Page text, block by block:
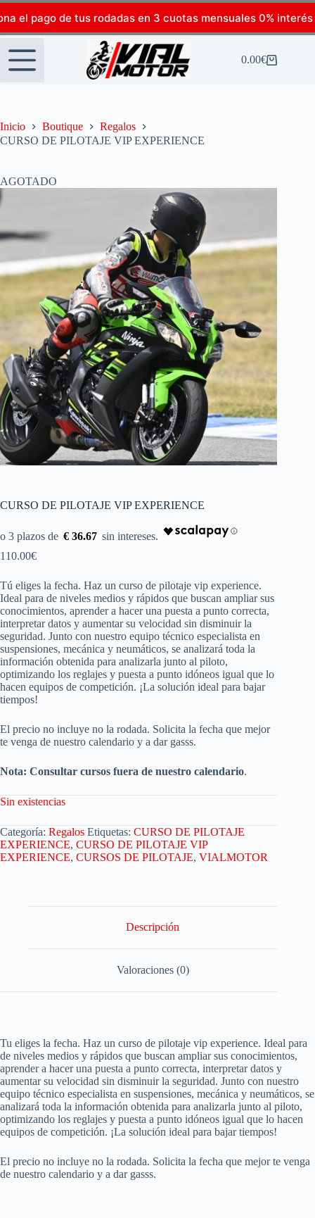
el pago de tus rodadas en 3 cuotas mensuales 0% interés
0.00€
Inicio Boutique
Regalos
CURSO DE PILOTAJE VIP EXPERIENCE
AGOTADO
CURSO DE PILOTAJE VIP EXPERIENCE
€ 36.67
110.00€
Tú eliges la fecha. Haz un curso de pilotaje vip experience.
Ideal para de niveles medios y rápidos que buscan ampliar sus
conocimientos, aprender a hacer una puesta a punto correcta,
interpretar datos y aumentar su velocidad sin disminuir la
seguridad. Junto con nuestro equipo técnico especialista en
suspensiones, mecánica y neumáticos, se analizará toda la
información obtenida para analizarla junto al piloto,
optimizando los reglajes y puesta a punto idóneos igual que lo
hacen equipos de competición. ¡La solución ideal para bajar
tiempos!
El precio no incluye no la rodada. Solicita la fecha que mejor
te venga de nuestro calendario y a dar gasss.
Nota: Consultar cursos fuera de nuestro calendario.
Sin existencias
Categoría: Regalos Etiquetas: CURSO DE PILOTAJE
EXPERIENCE, CURSO DE PILOTAJE VIP
EXPERIENCE, CURSOS DE PILOTAJE, VIALMOTOR
Descripción
Valoraciones (0)
Tu eliges la fecha. Haz un curso de pilotaje vip experience. Ideal para
de niveles medios y rápidos que buscan ampliar sus conocimientos,
aprender a hacer una puesta a punto correcta, interpretar datos y
aumentar su velocidad sin disminuir la seguridad. Junto con nuestro
equipo técnico especialista en suspensiones, mecánica y neumáticos, se
analizará toda la información obtenida para analizarla junto al piloto,
optimizando los reglajes y puesta a punto idóneos igual que lo hacen
equipos de competición. ¡La solución ideal para bajar tiempos!
El precio no incluye no la rodada. Solicita la fecha que mejor te venga
de nuestro calendario y a dar gasss.